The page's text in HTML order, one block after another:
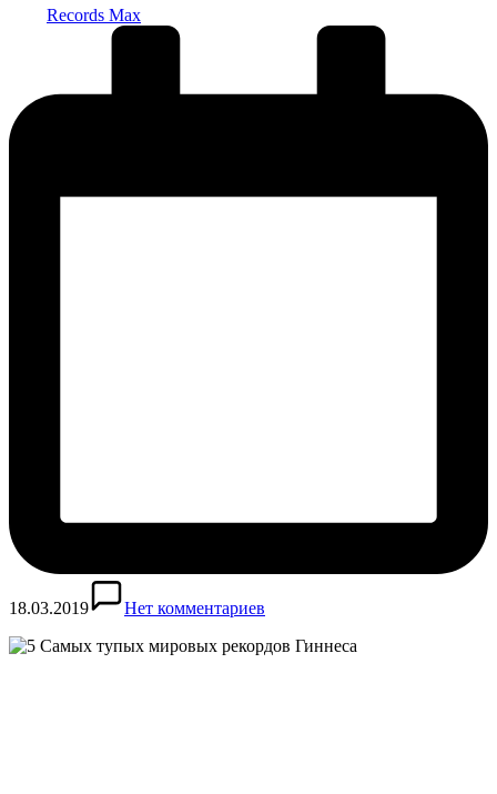
Records Max
18.03.2019 Нет комментариев